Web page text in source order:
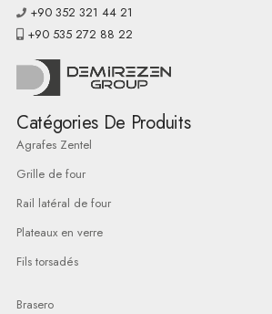
+90 352 321 44 21
+90 535 272 88 22
Catégories De Produits
Agrafes Zentel
Grille de four
Rail latéral de four
Plateaux en verre
Fils torsadés
Brasero